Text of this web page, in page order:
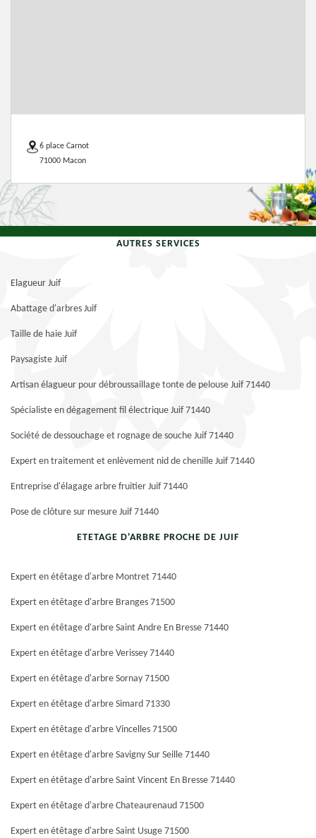
6 place Carnot
71000 Macon
AUTRES SERVICES
Elagueur Juif
Abattage d'arbres Juif
Taille de haie Juif
Paysagiste Juif
Artisan élagueur pour débroussaillage tonte de pelouse Juif 71440
Spécialiste en dégagement fil électrique Juif 71440
Société de dessouchage et rognage de souche Juif 71440
Expert en traitement et enlèvement nid de chenille Juif 71440
Entreprise d'élagage arbre fruitier Juif 71440
Pose de clôture sur mesure Juif 71440
ETETAGE D'ARBRE PROCHE DE JUIF
Expert en étêtage d'arbre Montret 71440
Expert en étêtage d'arbre Branges 71500
Expert en étêtage d'arbre Saint Andre En Bresse 71440
Expert en étêtage d'arbre Verissey 71440
Expert en étêtage d'arbre Sornay 71500
Expert en étêtage d'arbre Simard 71330
Expert en étêtage d'arbre Vincelles 71500
Expert en étêtage d'arbre Savigny Sur Seille 71440
Expert en étêtage d'arbre Saint Vincent En Bresse 71440
Expert en étêtage d'arbre Chateaurenaud 71500
Expert en étêtage d'arbre Saint Usuge 71500